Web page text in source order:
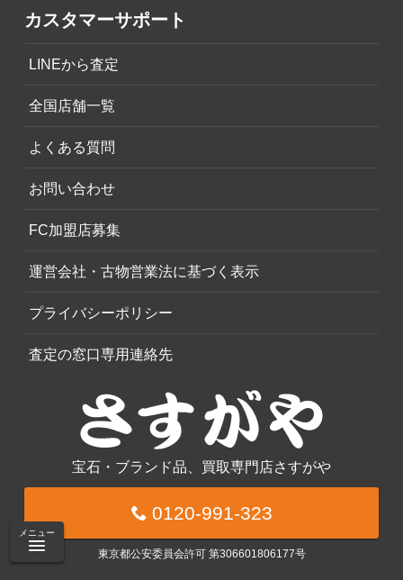
メニュー
カスタマーサポート
LINEから査定
全国店舗一覧
よくある質問
お問い合わせ
FC加盟店募集
運営会社・古物営業法に基づく表示
プライバシーポリシー
査定の窓口専用連絡先
宝石・ブランド品、買取専門店さすがや
0120-991-323
東京都公安委員会許可 第306601806177号